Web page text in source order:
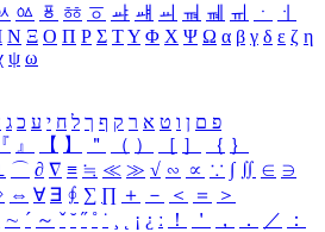
ㆃ ㆄ ㆅ ㆆ ㆇ ㆈ ㆉ ㆊ ㆋ ㆌ ㆍ
ㆎ
Ν Ξ Ο Π Ρ Σ ΤΥ Φ Χ Ψ Ω α β γ δ ε ζ η
ψ ω
פ ם ן ו ט א ר ק ף ך ל ח י ע כ ג
『 』 【 】 ＂ （ ） ［ ］ ｛ ｝
⌒ ∂ ∇ ≡ ≒ ≪ ≫ √ ∽ ∝ ∵ ∫ ∬ ∈ ∋
⇔ ∀ ∃ ∮ ∑ ∏ ＋ － ＜ ＝
＞
∼ ´ ～ ˇ ˘ ˝ ˚ ˙ ¸ ¡ ¿ ː ！ ＇ ， ． ／
：